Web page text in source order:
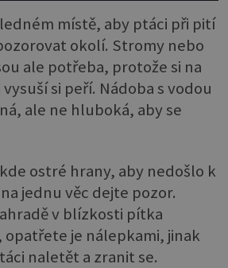
místě, aby ptáci při pití
okolí. Stromy nebo
ale potřeba, protože si na
si peří. Nádoba s vodou
ale ne hluboká, aby se
ostré hrany, aby nedošlo k
jednu věc dejte pozor.
v blízkosti pítka
je nálepkami, jinak
naletět a zranit se.